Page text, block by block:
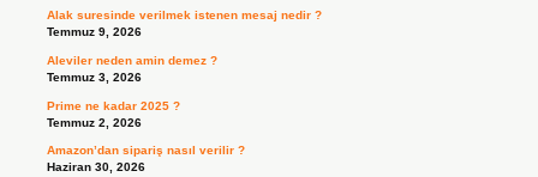
Alak suresinde verilmek istenen mesaj nedir ?
Temmuz 9, 2026
Aleviler neden amin demez ?
Temmuz 3, 2026
Prime ne kadar 2025 ?
Temmuz 2, 2026
Amazon’dan sipariş nasıl verilir ?
Haziran 30, 2026